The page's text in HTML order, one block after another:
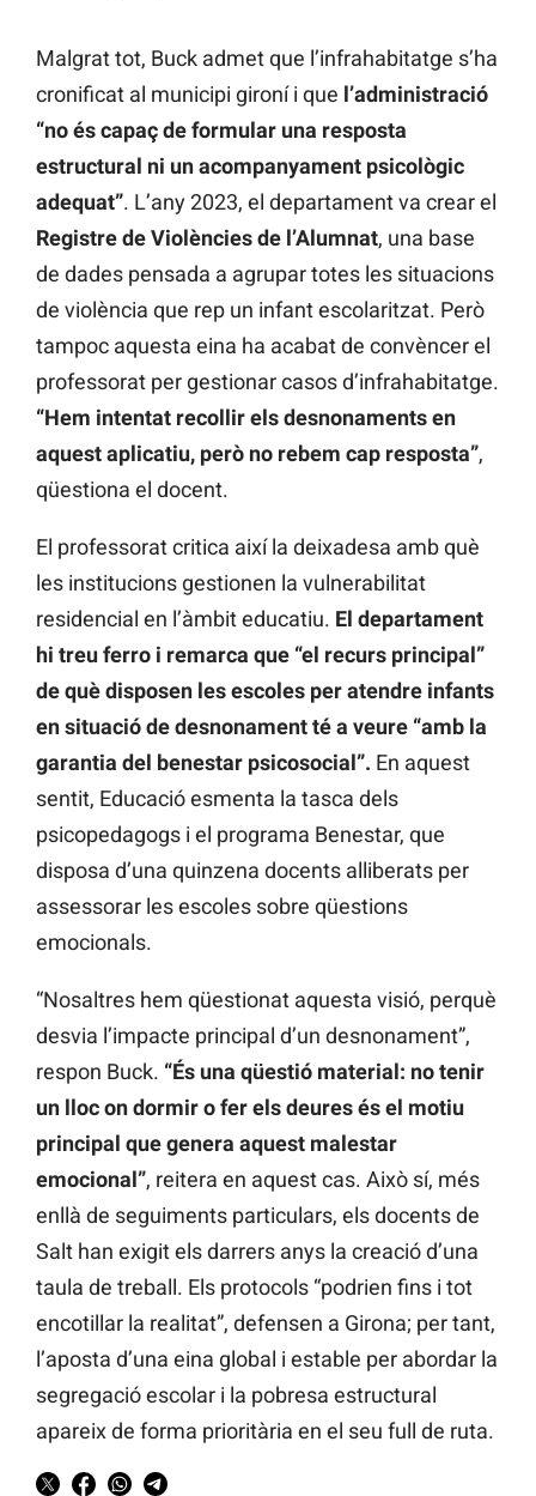
Malgrat tot, Buck admet que l’infrahabitatge s’ha
cronificat al municipi gironí i que l’administració
“no és capaç de formular una resposta
estructural ni un acompanyament psicològic
adequat”. L’any 2023, el departament va crear el
Registre de Violències de l’Alumnat, una base
de dades pensada a agrupar totes les situacions
de violència que rep un infant escolaritzat. Però
tampoc aquesta eina ha acabat de convèncer el
professorat per gestionar casos d’infrahabitatge.
“Hem intentat recollir els desnonaments en
aquest aplicatiu, però no rebem cap resposta”,
qüestiona el docent.
El professorat critica així la deixadesa amb què
les institucions gestionen la vulnerabilitat
residencial en l’àmbit educatiu. El departament
hi treu ferro i remarca que “el recurs principal”
de què disposen les escoles per atendre infants
en situació de desnonament té a veure “amb la
garantia del benestar psicosocial”. En aquest
sentit, Educació esmenta la tasca dels
psicopedagogs i el programa Benestar, que
disposa d’una quinzena docents alliberats per
assessorar les escoles sobre qüestions
emocionals.
“Nosaltres hem qüestionat aquesta visió, perquè
desvia l’impacte principal d’un desnonament”,
respon Buck. “És una qüestió material: no tenir
un lloc on dormir o fer els deures és el motiu
principal que genera aquest malestar
emocional”, reitera en aquest cas. Això sí, més
enllà de seguiments particulars, els docents de
Salt han exigit els darrers anys la creació d’una
taula de treball. Els protocols “podrien fins i tot
encotillar la realitat”, defensen a Girona; per tant,
l’aposta d’una eina global i estable per abordar la
segregació escolar i la pobresa estructural
apareix de forma prioritària en el seu full de ruta.